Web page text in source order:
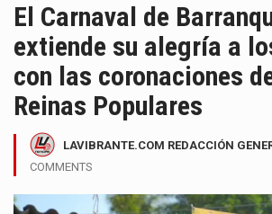
El Carnaval de
extiende su alegría a
con las coronaciones
Reinas Populares
LAVIBRANTE.COM REDACCIÓN
COMMENTS